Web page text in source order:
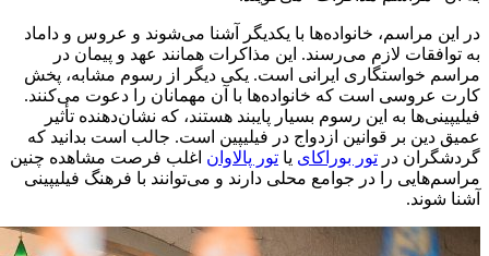
در این مراسم، خانواده‌ها با یکدیگر آشنا می‌شوند و عروس و داماد
به توافقات لازم می‌رسند. این مذاکرات همانند عهد و پیمان در
مراسم خواستگاری ایرانی است. یکی دیگر از رسوم مشابه، پخش
کارت عروسی است که خانواده‌ها با آن مهمانان را دعوت می‌کنند.
فیلیپینی‌ها به این رسوم بسیار پایبند هستند، که نشان‌دهنده تأثیر
عمیق دین بر قوانین ازدواج در فیلیپین است. جالب است بدانید که
گردشگران در تور بوراکای یا تور پالاوان اغلب فرصت مشاهده چنین
مراسم‌هایی را در جوامع محلی دارند و می‌توانند با فرهنگ فیلیپینی
آشنا شوند.